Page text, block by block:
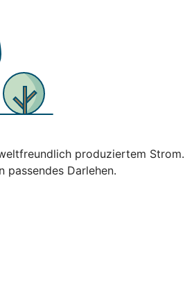
produziertem
passendes Darlehen.